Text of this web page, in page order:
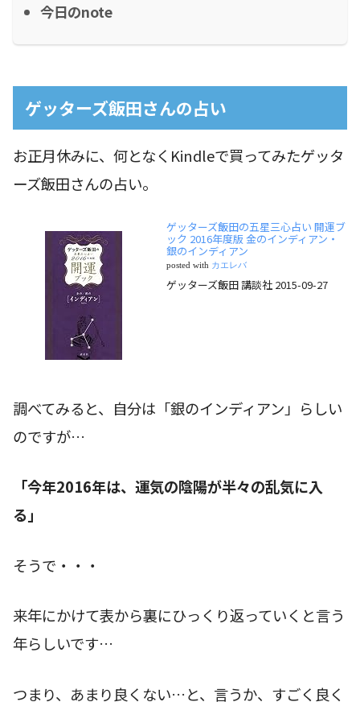
今日のnote
ゲッターズ飯田さんの占い
お正月休みに、何となくKindleで買ってみたゲッタ
ーズ飯田さんの占い。
ゲッターズ飯田の五星三心占い 開運ブ
ック 2016年度版 金のインディアン・
銀のインディアン
posted with カエレバ
ゲッターズ飯田 講談社 2015-09-27
調べてみると、自分は「銀のインディアン」らしい
のですが…
「今年2016年は、運気の陰陽が半々の乱気に入
る」
そうで・・・
来年にかけて表から裏にひっくり返っていくと言う
年らしいです…
つまり、あまり良くない…と、言うか、すごく良く